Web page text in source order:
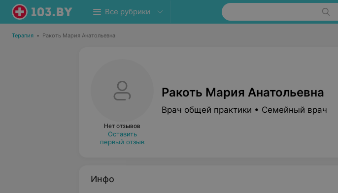
Все рубрики
Терапия • Ракоть Мария Анатольевна
Нет отзывов
Оставить
первый отзыв
Ракоть Мария Анатольевна
Врач общей практики • Семейный врач
Инфо